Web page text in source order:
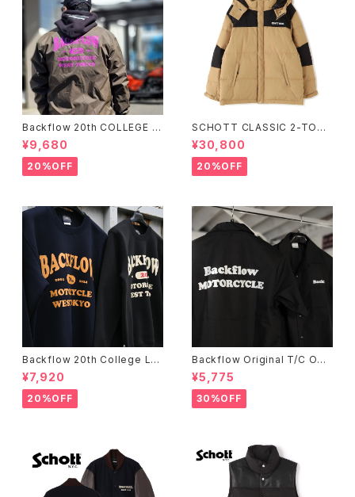
Backflow 20th COLLEGE C
OACH JACKET
¥9,680
20%OFF
SCHOTT CLASSIC 2-TONE
DOWN JACKET
¥30,800
20%OFF
Backflow 20th College Lo
go T/C Sweat
¥7,920
20%OFF
Backflow Original T/C Ope
n Collar S/S Work Shirt
¥5,775
30%OFF